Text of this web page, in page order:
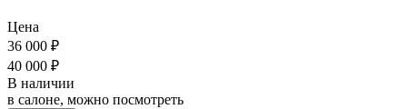
Цена
36 000 ₽
40 000 ₽
В наличии
в салоне, можно посмотреть